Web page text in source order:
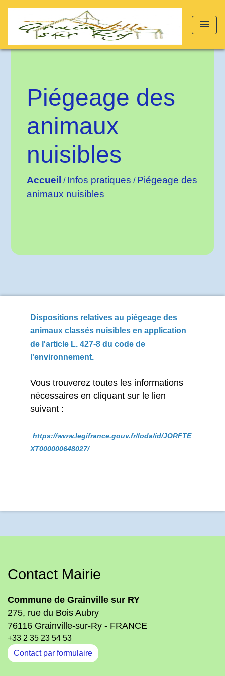
menu
Piégeage des
animaux
nuisibles
Accueil / Infos pratiques / Piégeage des
animaux nuisibles
Dispositions relatives au piégeage des
animaux classés nuisibles en application
de l'article L. 427-8 du code de
l'environnement.
Vous trouverez toutes les informations
nécessaires en cliquant sur le lien
suivant :
https://www.legifrance.gouv.fr/loda/id/JORFTE
XT000000648027/
Contact Mairie
Commune de Grainville sur RY
275, rue du Bois Aubry
76116 Grainville-sur-Ry - FRANCE
+33 2 35 23 54 53
Contact par formulaire